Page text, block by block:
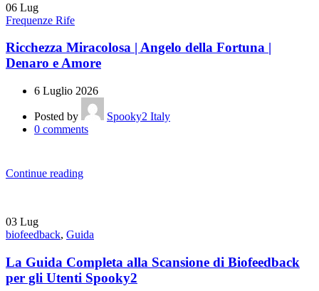
06 Lug
Frequenze Rife
Ricchezza Miracolosa | Angelo della Fortuna |
Denaro e Amore
6 Luglio 2026
Posted by
Spooky2 Italy
0 comments
Continue reading
03 Lug
biofeedback, Guida
La Guida Completa alla Scansione di Biofeedback
per gli Utenti Spooky2